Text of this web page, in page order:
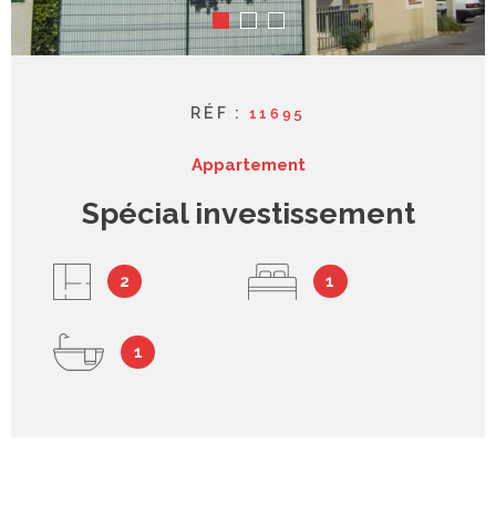
contact
RÉF : 11695
Appartement
Spécial investissement
2 1
1